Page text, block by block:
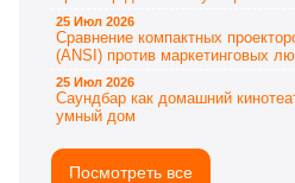
25 Июл 2026
Сравнение компактных
(ANSI) против маркетинговых
25 Июл 2026
Саундбар как домашний
умный дом
Посмотреть все